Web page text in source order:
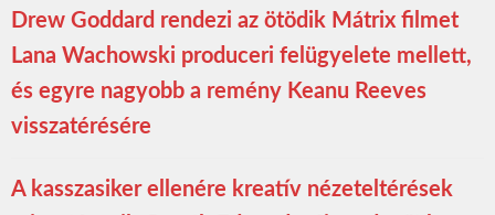
Drew Goddard rendezi az ötödik Mátrix filmet
Lana Wachowski produceri felügyelete mellett,
és egyre nagyobb a remény Keanu Reeves
visszatérésére
A kasszasiker ellenére kreatív nézeteltérések